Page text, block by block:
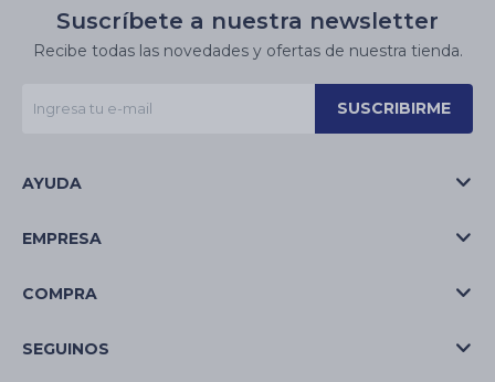
Suscríbete a nuestra newsletter
Recibe todas las novedades y ofertas de nuestra tienda.
SUSCRIBIRME
AYUDA
EMPRESA
COMPRA
SEGUINOS